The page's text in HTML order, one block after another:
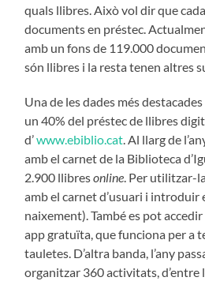
quals llibres. Això vol dir que
documents en préstec.
amb un fons de 119.000
són llibres i la resta tenen altres
Una de les dades més
un 40% del préstec de llibres
d’www.ebiblio.cat. Al llarg de
amb el carnet de la Biblioteca
2.900 llibresonline. Per utilitzar-
amb el carnet d’usuari i introduir
naixement). També es pot
app gratuïta, que funciona per a
tauletes. D’altra banda, l’any
organitzar 360 activitats, d’entre